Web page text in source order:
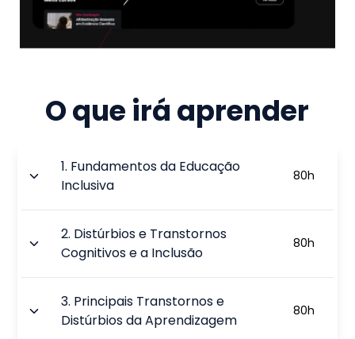
O que irá aprender
1. Fundamentos da Educação
Inclusiva
80h
2. Distúrbios e Transtornos
Cognitivos e a Inclusão
80h
3. Principais Transtornos e
Distúrbios da Aprendizagem
80h